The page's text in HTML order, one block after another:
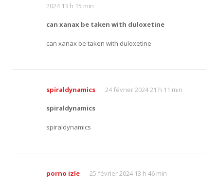
2024 13 h 15 min
can xanax be taken with duloxetine
can xanax be taken with duloxetine
spiraldynamics 24 février 2024 21 h 11 min
spiraldynamics
spiraldynamics
porno izle 25 février 2024 13 h 46 min